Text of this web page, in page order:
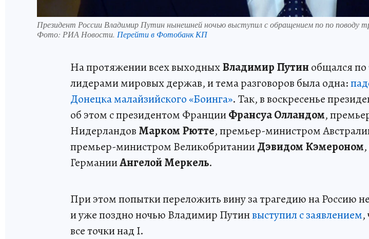
Президент России Владимир Путин нынешней ночью выступил с обращением по по поводу
Фото: РИА Новости. Перейти в Фотобанк КП
На протяжении всех выходныхВладимир Путин общался по
лидерами мировых держав, и тема разговоров была одна:
Донецка малайзийского «Боинга». Так, в воскресенье
об этом с президентом ФранцииФрансуа Олландом,
Нидерландов Марком Рютте, премьер-министром
премьер-министром ВеликобританииДэвидом Кэмероном
ГерманииАнгелой Меркель.
При этом попытки переложить вину за трагедию на Россию
и уже поздно ночью Владимир Путинвыступил с заявлением,
все точки над I.